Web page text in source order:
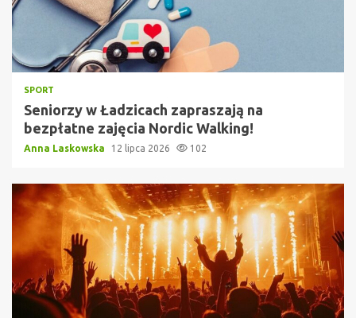
SPORT
Seniorzy w Ładzicach zapraszają na
bezpłatne zajęcia Nordic Walking!
Anna Laskowska 12 lipca 2026 102